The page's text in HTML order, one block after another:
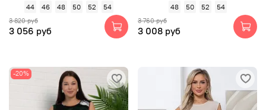
44 46 48 50 52 54
3 820 руб
3 056 руб
48 50 52 54
3 760 руб
3 008 руб
-20%